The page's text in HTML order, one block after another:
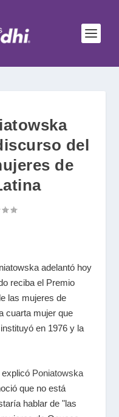
del
de
adelantó hoy
reciba el Premio
las mujeres de
cuarta mujer que
en 1976 y la
Poniatowska
que no está
hablar de "las